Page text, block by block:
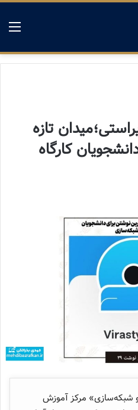
تازه
کارگاه
و شبکه‌سازی» مرکز آموزش